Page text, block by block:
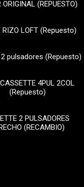
ORIGINAL (REPUESTO)
RIZO LOFT (Repuesto)
pulsadores (Repuesto)
4PUL 2COL
(Repuesto)
2 PULSADORES
(RECAMBIO)